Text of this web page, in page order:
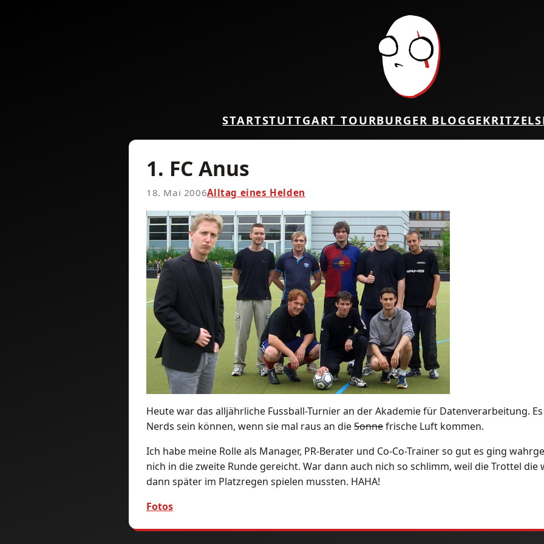
STARTSTUTTGART TOURBURGER BLOGGEKRITZEL
1. FC Anus
18. Mai 2006Alltag eines Helden
Heute war das alljährliche Fussball-Turnier an der Akademie für Datenverarbeitung.
Nerds sein können, wenn sie mal raus an dieSonnefrische Luft kommen.
Ich habe meine Rolle als Manager, PR-Berater und Co-Co-Trainer so gut es ging
nich in die zweite Runde gereicht. War dann auch nich so schlimm, weil die Trottel
dann später im Platzregen spielen mussten. HAHA!
Fotos